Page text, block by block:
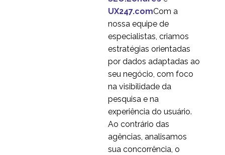
experiência do usuário1
Usabilidade na Web? O
que é e por que você
precisa fazer isso?
3
Experiência do usuário
de comércio eletrônico
? Mega drop downs e
dispositivos móveis
0
Ranking do Google e
experiência do usuário
0
5 Dicas para melhorar o
UX247.comCom a
nossa equipe de
especialistas, criamos
estratégias orientadas
por dados adaptadas ao
seu negócio, com foco
na visibilidade da
pesquisa e na
experiência do usuário.
Ao contrário das
agências, analisamos
sua concorrência, o